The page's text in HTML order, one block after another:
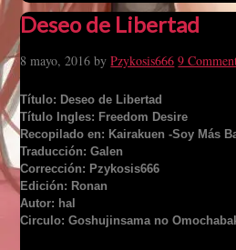
Deseo de Libertad
8 mayo, 2016 byPzykosis666 9
Título: Deseo de Libertad
Título Ingles: Freedom Desire
Recopilado en: Kairakuen -Soy Más
Traducción: Galen
Corrección: Pzykosis666
Edición: Ronan
Autor: hal
Circulo: Goshujinsama no